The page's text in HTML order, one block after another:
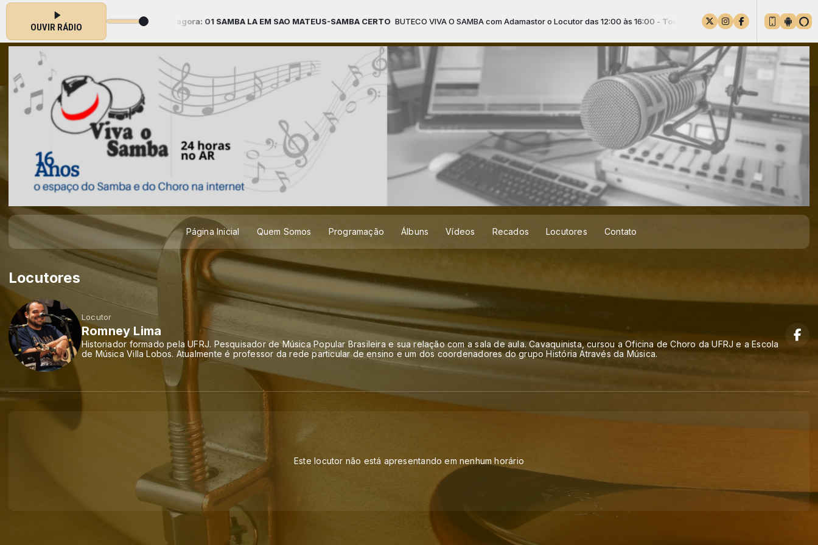
OUVIR RÁDIO
das 12:00 às 16:00 - Tocando agora: 01 SAMBA LA EM SAO MATEUS-SAMBA CERTO BUTECO VIVA O SAMBA com Adamastor o Locutor das 12:00 às 16:00 -Tocando agora: 01 SAMBA LA EM SAO MATEUS-
Página Inicial Quem Somos Programação Álbuns Vídeos Recados Locutores Contato
Locutores
Locutor
Romney Lima
Historiador formado pela UFRJ. Pesquisador de Música Popular Brasileira e sua relação com a sala de aula. Cavaquinista, cursou a Oficina de Choro da UFRJ e a Escola
de Música Villa Lobos. Atualmente é professor da rede particular de ensino e um dos coordenadores do grupo História Através da Música.
Este locutor não está apresentando em nenhum horário